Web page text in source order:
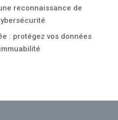
reconnaissance de
: protégez vos données